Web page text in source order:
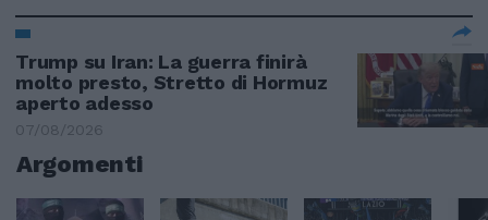
Trump su Iran: La guerra finirà
molto presto, Stretto di Hormuz
aperto adesso
07/08/2026
Argomenti